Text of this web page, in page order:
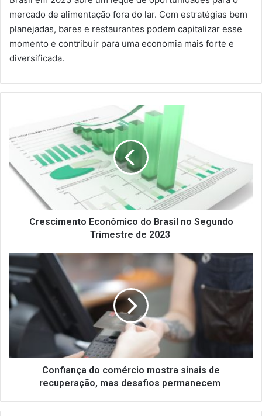
mercado de alimentação fora do lar. Com estratégias bem
planejadas, bares e restaurantes podem capitalizar esse
momento e contribuir para uma economia mais forte e
diversificada.
do
Brasil
Segundo
Trimestre
Crescimento Econômico do Brasil no Segundo
Trimestre de 2023
Confiança
do
comércio
mostra
sinais
de
recuperação,
desafios
permanecemConfiança do comércio mostra sinais de
recuperação, mas desafios permanecem